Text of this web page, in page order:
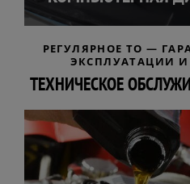
РЕГУЛЯРНОЕ ТО —
ЭКСПЛУАТАЦИИ И
ТЕХНИЧЕСКОЕ